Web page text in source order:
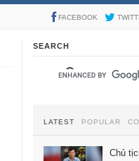
FACEBOOK
SEARCH
LATEST POPULAR
Chủ